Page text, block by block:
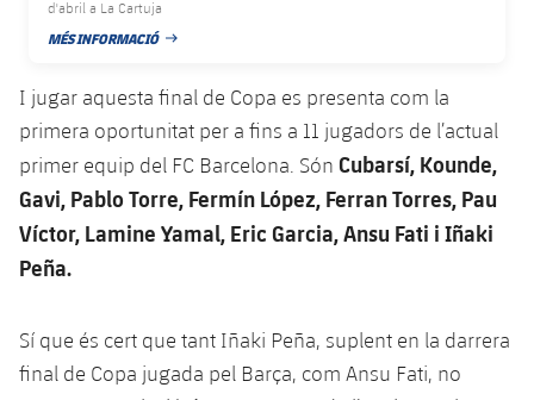
Serveis Mèdics
Acreditacions
Instal·lacions
SUB8 B
Palmarès
Fotos
Infantil A
Infantil B
Entrades
Resultats
Classificació
Jugadors
Palmarès
Calendari
Resultats
Jugadors
Classificació
plusicon
més
Juvenil
Cadet
Infantil
PLUSICON
MÉS
Primer equip
plusicon
més
Actualitat
Entrades
Calendari
plusicon
més
Actualitat
Campus Estiu
d'abril a La Cartuja
MÉS INFORMACIÓ
DATA DE PUBLICACIÓ
I jugar aquesta final de Copa es presenta com la
primera oportunitat per a fins a 11 jugadors de l’actual
primer equip del FC Barcelona. Són Cubarsí, Kounde,
Gavi, Pablo Torre, Fermín López, Ferran Torres, Pau
Víctor, Lamine Yamal, Eric Garcia, Ansu Fati i Iñaki
Peña.
Sí que és cert que tant Iñaki Peña, suplent en la darrera
final de Copa jugada pel Barça, com Ansu Fati, no